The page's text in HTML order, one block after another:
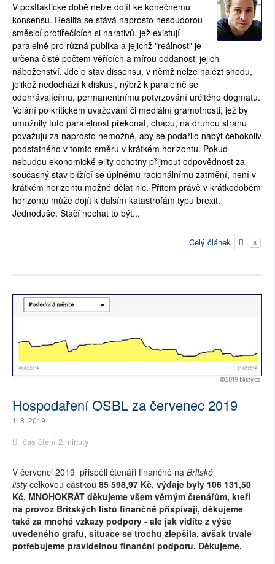
V postfaktické době nelze dojít ke konečnému
konsensu. Realita se stává naprosto nesoudorou
směsicí protiřečících si narativů, jež existují
paralelně pro různá publika a jejichž "reálnost" je
určena čistě počtem věřících a mírou oddanosti jejich
náboženství. Jde o stav dissensu, v němž nelze nalézt shodu,
jelikož nedochází k diskusi, nýbrž k paralelně se
odehrávajícímu, permanentnímu potvrzování určitého dogmatu.
Volání po kritickém uvažování či mediální gramotnosti, jež by
umožnily tuto paralelnost překonat, chápu, na druhou stranu
považuju za naprosto nemožné, aby se podařilo nabýt čehokoliv
podstatného v tomto směru v krátkém horizontu. Pokud
nebudou ekonomické elity ochotny přijmout odpovědnost za
současný stav blížící se úplněmu racionálnímu zatmění, není v
krátkém horizontu možné dělat nic. Přitom právě v krátkodobém
horizontu může dojít k dalším katastrofám typu brexit.
Jednoduše. Stačí nechat to být...
Celý článek 8
Hospodaření OSBL za červenec 2019
1. 8. 2019
čas čtení 2 minuty
V červenci 2019 přispěli čtenáři finančně na Britské
listycelkovou částkou 85 598,97 Kč, výdaje byly 106 131,50
Kč. MNOHOKRÁT děkujeme všem věrným čtenářům, kteří
na provoz Britských listů finančně přispívají, děkujeme
také za mnohé vzkazy podpory - ale jak vidíte z výše
uvedeného grafu, situace se trochu zlepšila, avšak trvale
potřebujeme pravidelnou finanční podporu. Děkujeme.